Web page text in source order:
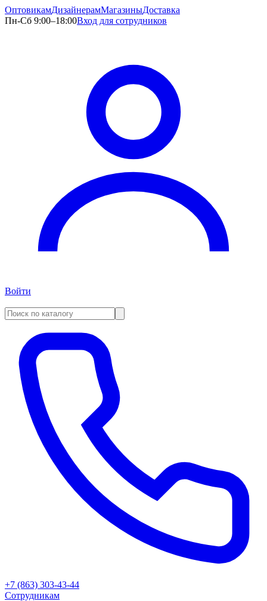
ОптовикамДизайнерамМагазиныДоставка
Пн-Сб 9:00–18:00Вход для сотрудников
Войти
+7 (863) 303-43-44
Сотрудникам